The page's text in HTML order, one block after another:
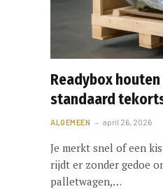
Readybox
standaard
ALGEMEEN april 26, 2026
Je merkt snel of een
rijdt er zonder gedoe
palletwagen,…